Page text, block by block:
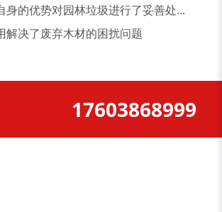
身的优势对园林垃圾进行了妥善处...
解决了废弃木材的困扰问题
17603868999